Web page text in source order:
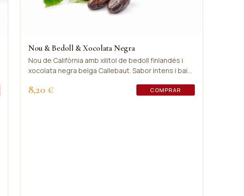
Nou & Bedoll & Xocolata Negra
Nou de Califòrnia amb xilitol de bedoll finlandés i
xocolata negra belga Callebaut. Sabor intens i baix
8,20 € COMPRAR